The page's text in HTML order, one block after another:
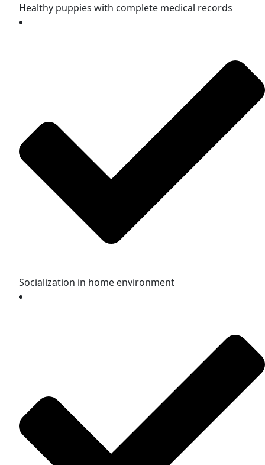
Healthy puppies with complete medical records
Socialization in home environment